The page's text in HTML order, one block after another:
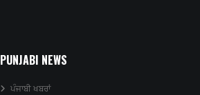
PUNJABI NEWS
ਪੰਜਾਬੀ ਖਬਰਾਂ